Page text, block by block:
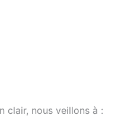
clair, nous veillons à :